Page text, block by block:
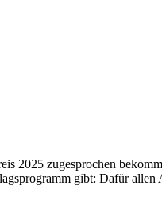
2025 zugesprochen
gibt: Dafür